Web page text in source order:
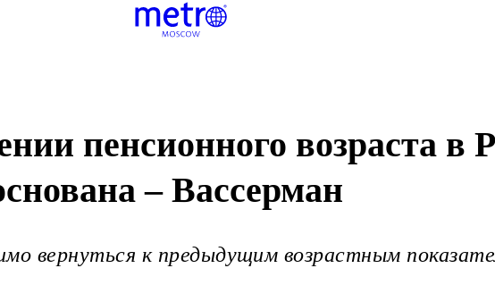
пенсионного возраста в
– Вассерман
вернуться к предыдущим возрастным